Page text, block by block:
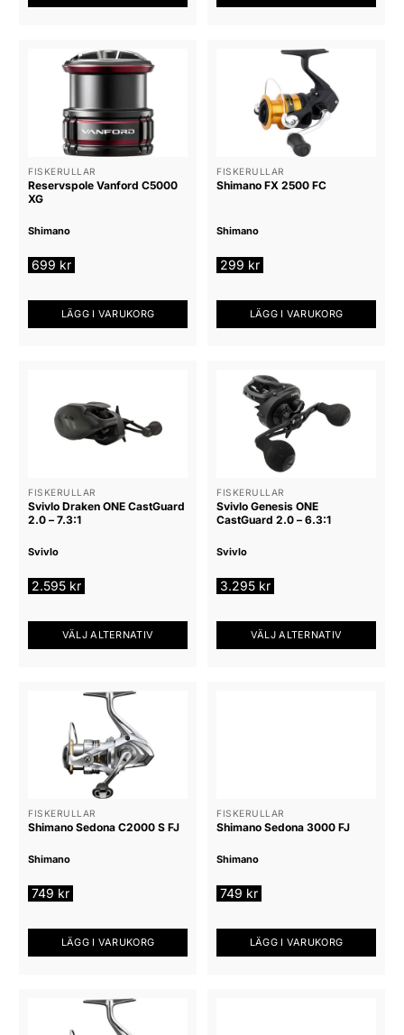
FISKERULLAR
Reservspole Vanford C5000
XG
Shimano
699 kr
LÄGG I VARUKORG
FISKERULLAR
Shimano FX 2500 FC
Shimano
299 kr
LÄGG I VARUKORG
FISKERULLAR
Svivlo Draken ONE CastGuard
2.0 – 7.3:1
Svivlo
2.595 kr
VÄLJ ALTERNATIV
produkten
varianter.
alternativen
kan
på
produktsidan
FISKERULLAR
Svivlo Genesis ONE
CastGuard 2.0 – 6.3:1
Svivlo
3.295 kr
VÄLJ ALTERNATIV
alternativen
kan
på
produktsidan
FISKERULLAR
Shimano Sedona C2000 S FJ
Shimano
749 kr
LÄGG I VARUKORG
FISKERULLAR
Shimano Sedona 3000 FJ
Shimano
749 kr
LÄGG I VARUKORG